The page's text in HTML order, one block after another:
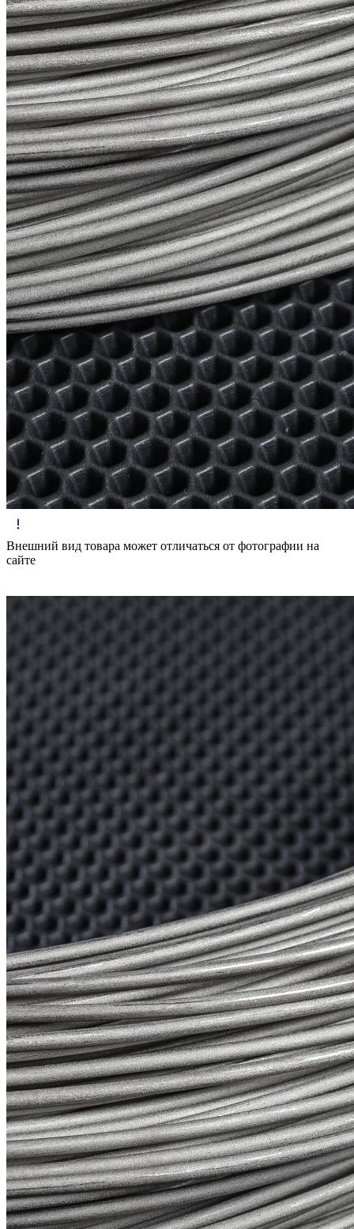
Внешний вид товара может отличаться от фотографии на
сайте